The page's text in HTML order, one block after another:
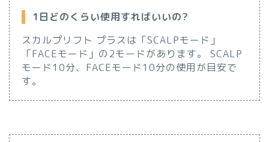
1日どのくらい使用すればいいの?
スカルプリフト プラスは「SCALPモード」
「FACEモード」の2モードがあります。 SCALP
モード10分、FACEモード10分の使用が目安で
す。